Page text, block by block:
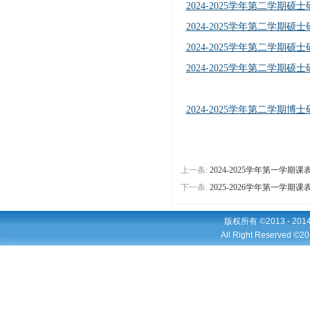
2024-2025学年第二学期硕
2024-2025学年第二学期硕
2024-2025学年第二学期硕
2024-2025学年第二学期硕
2024-2025学年第二学期博
上一条: 2024-2025学年第一学期课
下一条: 2025-2026学年第一学期课
版权所有 ©2013 -
All Right Reserved